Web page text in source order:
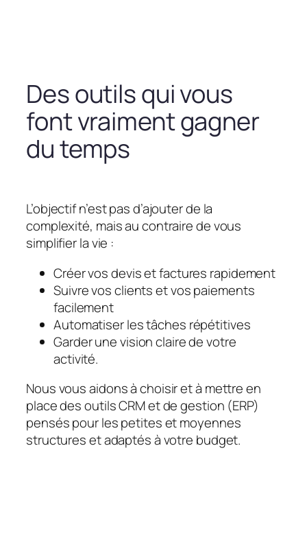
Des outils qui vous
font vraiment gagner
du temps
L’objectif n’est pas d’ajouter de la
complexité, mais au contraire de vous
simplifier la vie :
Créer vos devis et factures rapidement
Suivre vos clients et vos paiements
facilement
Automatiser les tâches répétitives
Garder une vision claire de votre
activité.
Nous vous aidons à choisir et à mettre en
place des outils CRM et de gestion (ERP)
pensés pour les petites et moyennes
structures et adaptés à votre budget.